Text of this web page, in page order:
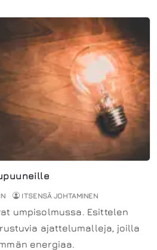
ITSENSÄ JOHTAMINEN
umpisolmussa. Esittelen
ajattelumalleja, joilla
energiaa.